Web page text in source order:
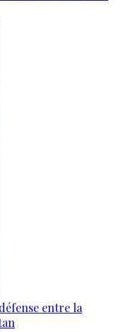
entre la